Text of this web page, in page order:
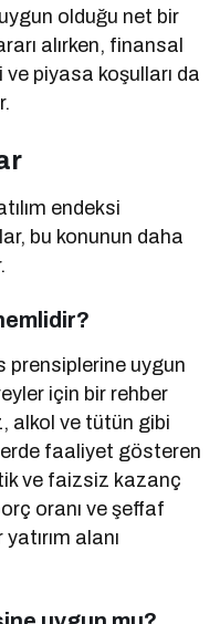
olduğu net bir
alırken, finansal
piyasa koşulları da
endeksi
bu konunun daha
prensiplerine uygun
için bir rehber
alkol ve tütün gibi
faaliyet gösteren
ve faizsiz kazanç
oranı ve şeffaf
alanı